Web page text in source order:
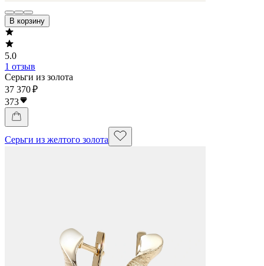
В корзину
5.0
1 отзыв
Серьги из золота
37 370 ₽
373
Серьги из желтого золота